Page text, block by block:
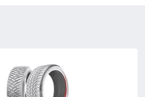
Сбросить
ПОДОБРАТЬ
Сбросить
ПОДОБРАТЬ